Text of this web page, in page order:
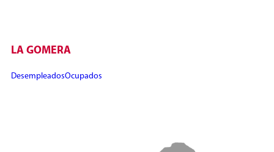
LA GOMERA
DesempleadosOcupados